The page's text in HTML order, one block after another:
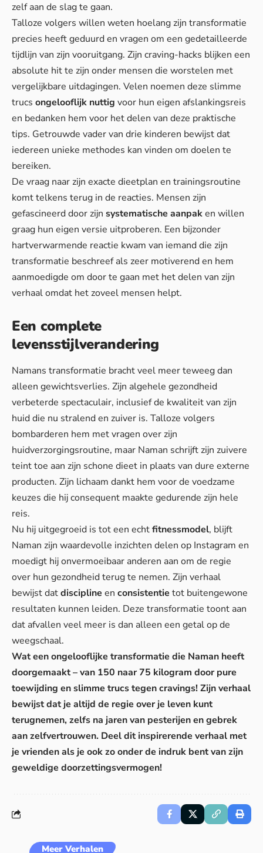
zelf aan de slag te gaan.
Talloze volgers willen weten hoelang zijn transformatie
precies heeft geduurd en vragen om een gedetailleerde
tijdlijn van zijn vooruitgang. Zijn craving-hacks blijken een
absolute hit te zijn onder mensen die worstelen met
vergelijkbare uitdagingen. Velen noemen deze slimme
trucs ongelooflijk nuttig voor hun eigen afslankingsreis
en bedanken hem voor het delen van deze praktische
tips. Getrouwde vader van drie kinderen bewijst dat
iedereen unieke methodes kan vinden om doelen te
bereiken.
De vraag naar zijn exacte dieetplan en trainingsroutine
komt telkens terug in de reacties. Mensen zijn
gefascineerd door zijn systematische aanpaken willen
graag hun eigen versie uitproberen. Een bijzonder
hartverwarmende reactie kwam van iemand die zijn
transformatie beschreef als zeer motiverend en hem
aanmoedigde om door te gaan met het delen van zijn
verhaal omdat het zoveel mensen helpt.
Een complete
levensstijlverandering
Namans transformatie bracht veel meer teweeg dan
alleen gewichtsverlies. Zijn algehele gezondheid
verbeterde spectaculair, inclusief de kwaliteit van zijn
huid die nu stralend en zuiver is. Talloze volgers
bombarderen hem met vragen over zijn
huidverzorgingsroutine, maar Naman schrijft zijn zuivere
teint toe aan zijn schone dieet in plaats van dure externe
producten. Zijn lichaam dankt hem voor de voedzame
keuzes die hij consequent maakte gedurende zijn hele
reis.
Nu hij uitgegroeid is tot een echtfitnessmodel, blijft
Naman zijn waardevolle inzichten delen op Instagram en
moedigt hij onvermoeibaar anderen aan om de regie
over hun gezondheid terug te nemen. Zijn verhaal
bewijst datdiscipline en consistentie tot buitengewone
resultaten kunnen leiden. Deze transformatie toont aan
dat afvallen veel meer is dan alleen een getal op de
weegschaal.
Wat een ongelooflijke transformatie die Naman heeft
doorgemaakt – van 150 naar 75 kilogram door pure
toewijding en slimme trucs tegen cravings! Zijn verhaal
bewijst dat je altijd de regie over je leven kunt
terugnemen, zelfs na jaren van pesterijen en gebrek
aan zelfvertrouwen. Deel dit inspirerende verhaal met
je vrienden als je ook zo onder de indruk bent van zijn
geweldige doorzettingsvermogen!
Meer Verhalen